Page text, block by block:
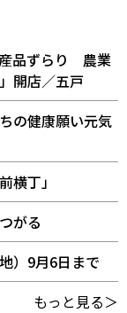
品ずらり 農業
開店／五戸
の健康願い元気
横丁」
がる
）9月6日まで
もっと見る＞